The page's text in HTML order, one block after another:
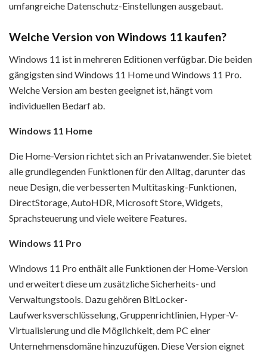
umfangreiche Datenschutz-Einstellungen ausgebaut.
Welche Version von Windows 11 kaufen?
Windows 11 ist in mehreren Editionen verfügbar. Die beiden
gängigsten sind Windows 11 Home und Windows 11 Pro.
Welche Version am besten geeignet ist, hängt vom
individuellen Bedarf ab.
Windows 11 Home
Die Home-Version richtet sich an Privatanwender. Sie bietet
alle grundlegenden Funktionen für den Alltag, darunter das
neue Design, die verbesserten Multitasking-Funktionen,
DirectStorage, AutoHDR, Microsoft Store, Widgets,
Sprachsteuerung und viele weitere Features.
Windows 11 Pro
Windows 11 Pro enthält alle Funktionen der Home-Version
und erweitert diese um zusätzliche Sicherheits- und
Verwaltungstools. Dazu gehören BitLocker-
Laufwerksverschlüsselung, Gruppenrichtlinien, Hyper-V-
Virtualisierung und die Möglichkeit, dem PC einer
Unternehmensdomäne hinzuzufügen. Diese Version eignet